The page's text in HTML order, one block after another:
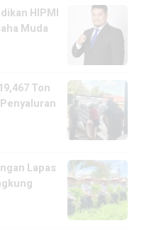
HIPMI
Muda
Ton
Lapas